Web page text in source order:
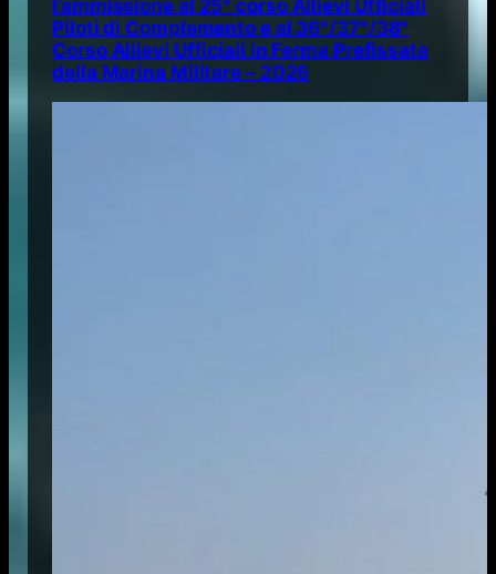
l’ammissione al 25° corso Allievi Ufficiali
Piloti di Complemento e al 36°/37°/38°
Corso Allievi Ufficiali in Ferma Prefissata
della Marina Militare – 2026